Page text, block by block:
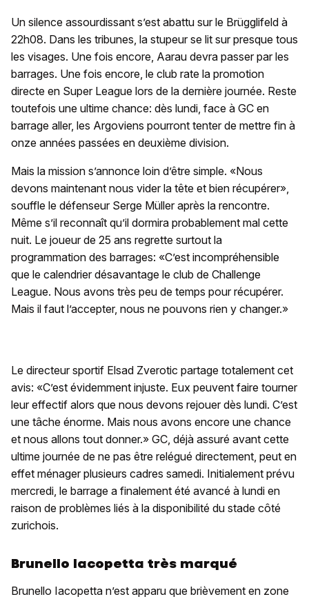
Un silence assourdissant s’est abattu sur le Brügglifeld à
22h08. Dans les tribunes, la stupeur se lit sur presque tous
les visages. Une fois encore, Aarau devra passer par les
barrages. Une fois encore, le club rate la promotion
directe en Super League lors de la dernière journée. Reste
toutefois une ultime chance: dès lundi, face à GC en
barrage aller, les Argoviens pourront tenter de mettre fin à
onze années passées en deuxième division.
Mais la mission s’annonce loin d’être simple. «Nous
devons maintenant nous vider la tête et bien récupérer»,
souffle le défenseur Serge Müller après la rencontre.
Même s’il reconnaît qu’il dormira probablement mal cette
nuit. Le joueur de 25 ans regrette surtout la
programmation des barrages: «C’est incompréhensible
que le calendrier désavantage le club de Challenge
League. Nous avons très peu de temps pour récupérer.
Mais il faut l’accepter, nous ne pouvons rien y changer.»
Le directeur sportif Elsad Zverotic partage totalement cet
avis: «C’est évidemment injuste. Eux peuvent faire tourner
leur effectif alors que nous devons rejouer dès lundi. C’est
une tâche énorme. Mais nous avons encore une chance
et nous allons tout donner.» GC, déjà assuré avant cette
ultime journée de ne pas être relégué directement, peut en
effet ménager plusieurs cadres samedi. Initialement prévu
mercredi, le barrage a finalement été avancé à lundi en
raison de problèmes liés à la disponibilité du stade côté
zurichois.
Brunello Iacopetta très marqué
Brunello Iacopetta n’est apparu que brièvement en zone